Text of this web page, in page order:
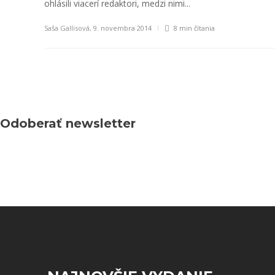
ohlásili viacerí redaktori, medzi nimi...
Saša Gallisová, 9. novembra 2014 8 min čítania
Odoberať newsletter